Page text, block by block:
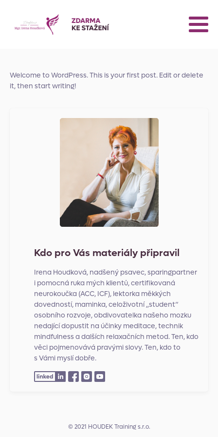
Welcome to WordPress. This is your first post. Edit or delete
it, then start writing!
Kdo pro Vás materiály připravil
Irena Houdková, nadšený psavec, sparingpartner
i pomocná ruka mých klientů, certifikovaná
neurokoučka (ACC, ICF), lektorka měkkých
dovedností, maminka, celoživotní „student“
osobního rozvoje, obdivovatelka našeho mozku
nedající dopustit na účinky meditace, technik
mindfulness a dalších relaxačních metod. Ten, kdo
věci pojmenovává pravými slovy. Ten, kdo to
s Vámi myslí dobře.
© 2021 HOUDEK Training s.r.o.